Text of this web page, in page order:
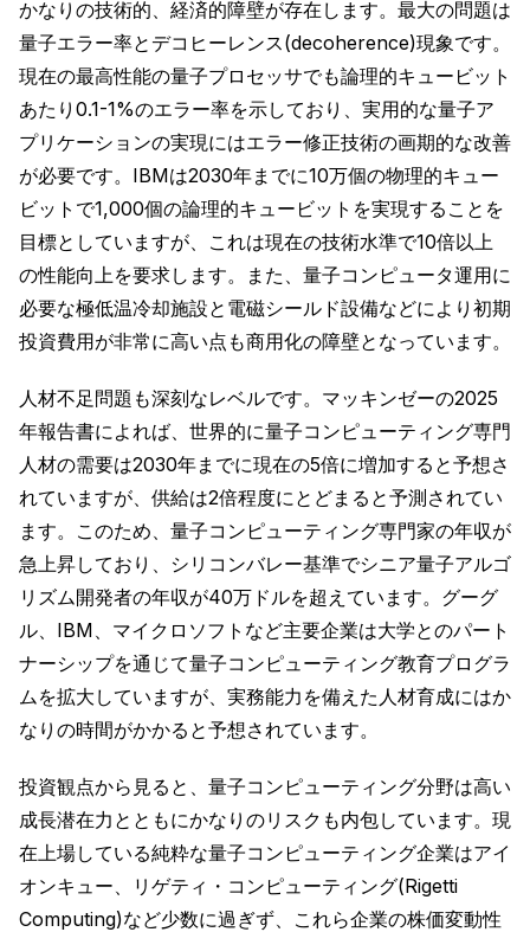
かなりの技術的、経済的障壁が存在します。最大の問題は
量子エラー率とデコヒーレンス(decoherence)現象です。
現在の最高性能の量子プロセッサでも論理的キュービット
あたり0.1-1%のエラー率を示しており、実用的な量子ア
プリケーションの実現にはエラー修正技術の画期的な改善
が必要です。IBMは2030年までに10万個の物理的キュー
ビットで1,000個の論理的キュービットを実現することを
目標としていますが、これは現在の技術水準で10倍以上
の性能向上を要求します。また、量子コンピュータ運用に
必要な極低温冷却施設と電磁シールド設備などにより初期
投資費用が非常に高い点も商用化の障壁となっています。
人材不足問題も深刻なレベルです。マッキンゼーの2025
年報告書によれば、世界的に量子コンピューティング専門
人材の需要は2030年までに現在の5倍に増加すると予想さ
れていますが、供給は2倍程度にとどまると予測されてい
ます。このため、量子コンピューティング専門家の年収が
急上昇しており、シリコンバレー基準でシニア量子アルゴ
リズム開発者の年収が40万ドルを超えています。グーグ
ル、IBM、マイクロソフトなど主要企業は大学とのパート
ナーシップを通じて量子コンピューティング教育プログラ
ムを拡大していますが、実務能力を備えた人材育成にはか
なりの時間がかかると予想されています。
投資観点から見ると、量子コンピューティング分野は高い
成長潜在力とともにかなりのリスクも内包しています。現
在上場している純粋な量子コンピューティング企業はアイ
オンキュー、リゲティ・コンピューティング(Rigetti
Computing)など少数に過ぎず、これら企業の株価変動性